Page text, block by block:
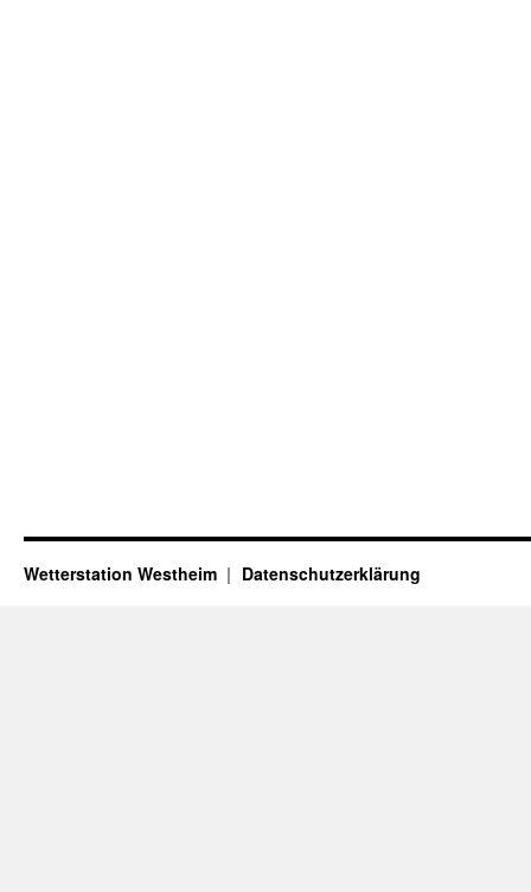
Wetterstation Westheim Datenschutzerklärung